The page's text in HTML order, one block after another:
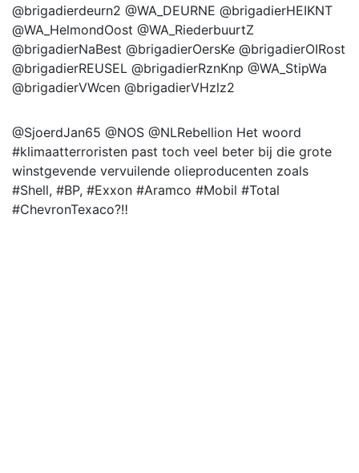
@brigadierdeurn2 @WA_DEURNE @brigadierHEIKNT
@WA_HelmondOost @WA_RiederbuurtZ
@brigadierNaBest @brigadierOersKe @brigadierOIRost
@brigadierREUSEL @brigadierRznKnp @WA_StipWa
@brigadierVWcen @brigadierVHzlz2
@SjoerdJan65 @NOS @NLRebellion Het woord
#klimaatterroristen past toch veel beter bij die grote
winstgevende vervuilende olieproducenten zoals
#Shell, #BP, #Exxon #Aramco #Mobil #Total
#ChevronTexaco?‼️